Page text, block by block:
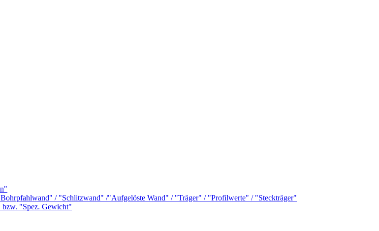
/ "Schlitzwand" /"Aufgelöste Wand" / "Träger" / "Profilwerte" / "Steckträger"
"Spez. Gewicht"